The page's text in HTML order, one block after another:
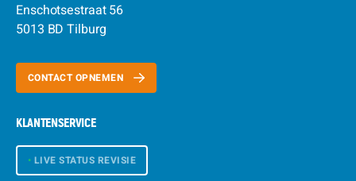
Enschotsestraat 56
5013 BD Tilburg
CONTACT OPNEMEN
KLANTENSERVICE
• LIVE STATUS REVISIE